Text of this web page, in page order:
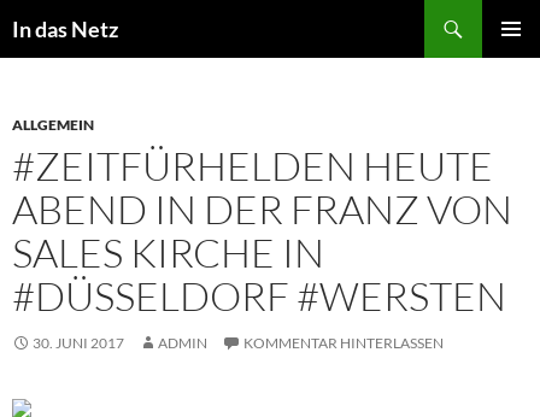
Inhalt
In das Netz
ALLGEMEIN
#ZEITFÜRHELDEN HEUTE
ABEND IN DER FRANZ VON
SALES KIRCHE IN
#DÜSSELDORF #WERSTEN
30. JUNI 2017 ADMIN KOMMENTAR HINTERLASSEN